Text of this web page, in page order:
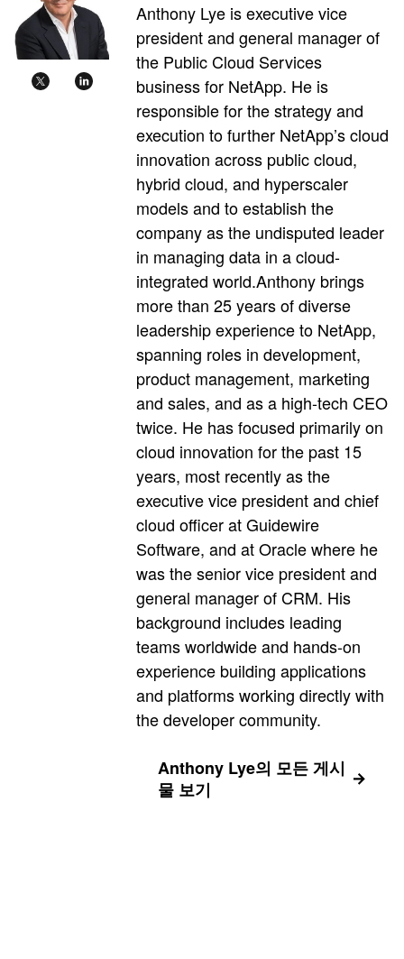
Anthony Lye is executive vice
president and general manager of
the Public Cloud Services
business for NetApp. He is
responsible for the strategy and
execution to further NetApp’s cloud
innovation across public cloud,
hybrid cloud, and hyperscaler
models and to establish the
company as the undisputed leader
in managing data in a cloud-
integrated world.Anthony brings
more than 25 years of diverse
leadership experience to NetApp,
spanning roles in development,
product management, marketing
and sales, and as a high-tech CEO
twice. He has focused primarily on
cloud innovation for the past 15
years, most recently as the
executive vice president and chief
cloud officer at Guidewire
Software, and at Oracle where he
was the senior vice president and
general manager of CRM. His
background includes leading
teams worldwide and hands-on
experience building applications
and platforms working directly with
the developer community.
Anthony Lye의 모든 게시
물 보기